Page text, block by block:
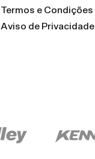
Termos e Condições
Aviso de Privacidade